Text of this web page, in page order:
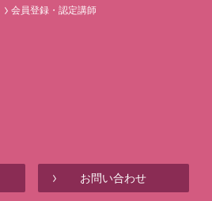
会員登録・認定講師
お問い合わせ